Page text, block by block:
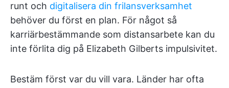
runt och digitalisera din frilansverksamhet
behöver du först en plan. För något så
karriärbestämmande som distansarbete kan du
inte förlita dig på Elizabeth Gilberts impulsivitet.
Bestäm först var du vill vara. Länder har ofta